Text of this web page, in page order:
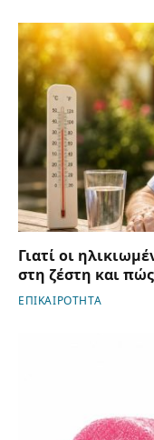
Γιατί οι
στη ζέστη και
ΕΠΙΚΑΙΡΟΤΗΤΑ